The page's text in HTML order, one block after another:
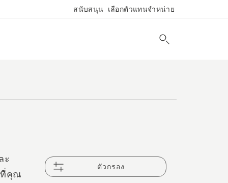
สนับสนุน เลือกตัวแทนจำหน่าย
ะ
ที่คุณ
ตัวกรอง